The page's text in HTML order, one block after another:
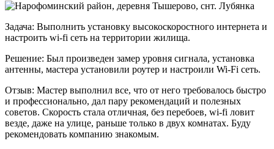
Задача: Выполнить установку высокоскоростного интернета и
настроить wi-fi сеть на территории жилища.
Решение: Был произведен замер уровня сигнала, установка
антенны, мастера установили роутер и настроили Wi-Fi сеть.
Отзыв: Мастер выполнил все, что от него требовалось быстро
и профессионально, дал пару рекомендаций и полезных
советов. Скорость стала отличная, без перебоев, wi-fi ловит
везде, даже на улице, раньше только в двух комнатах. Буду
рекомендовать компанию знакомым.